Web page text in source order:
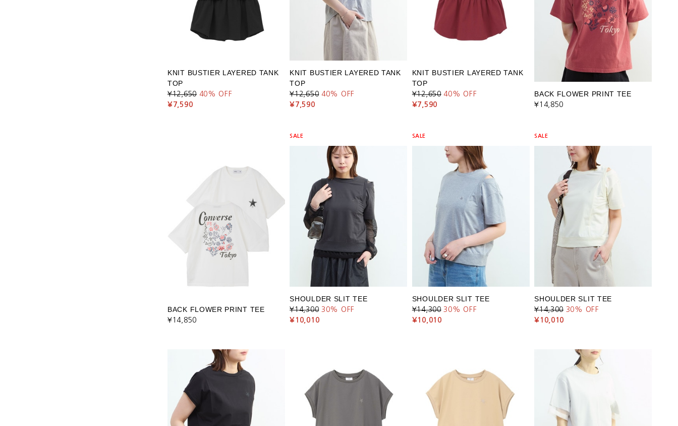
KNIT BUSTIER LAYERED TANK
TOP
¥12,650 40 % OFF
¥7,590
KNIT BUSTIER LAYERED TANK
TOP
¥12,650 40% OFF
¥7,590
KNIT BUSTIER LAYERED TANK
TOP
¥12,650 40 % OFF
¥7,590
BACK FLOWER PRINT TEE
¥14,850
BACK FLOWER PRINT TEE
¥14,850
SALE
SHOULDER SLIT TEE
¥14,300 30% OFF
¥10,010
SALE
SHOULDER SLIT TEE
¥14,300 30 % OFF
¥10,010
SALE
SHOULDER SLIT TEE
¥14,300 30 % OFF
¥10,010